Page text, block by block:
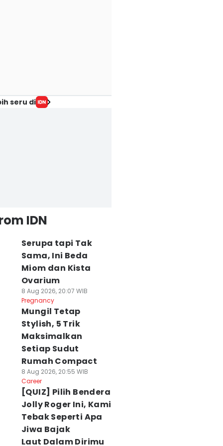
seru di
IDN
Serupa tapi Tak
Sama, Ini Beda
Miom dan Kista
Ovarium
8 Aug 2026, 20:07 WIB
Pregnancy
Mungil Tetap
Stylish, 5 Trik
Maksimalkan
Setiap Sudut
Rumah Compact
8 Aug 2026, 20:55 WIB
Career
[QUIZ] Pilih Bendera
Jolly Roger Ini, Kami
Tebak Seperti Apa
Jiwa Bajak
Laut Dalam Dirimu